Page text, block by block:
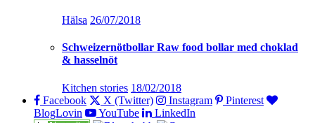
Hälsa 26/07/2018
Schweizernötbollar Raw food bollar med choklad
& hasselnöt
Kitchen stories 18/02/2018
Facebook
X (Twitter) Instagram
Pinterest
BlogLovin
YouTube LinkedIn